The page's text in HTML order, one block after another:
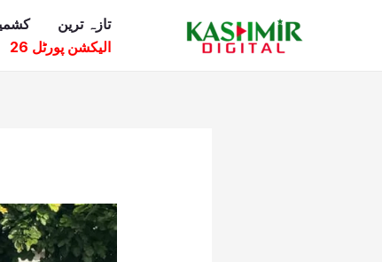
تازہ ترین
الیکشن پورٹل 26